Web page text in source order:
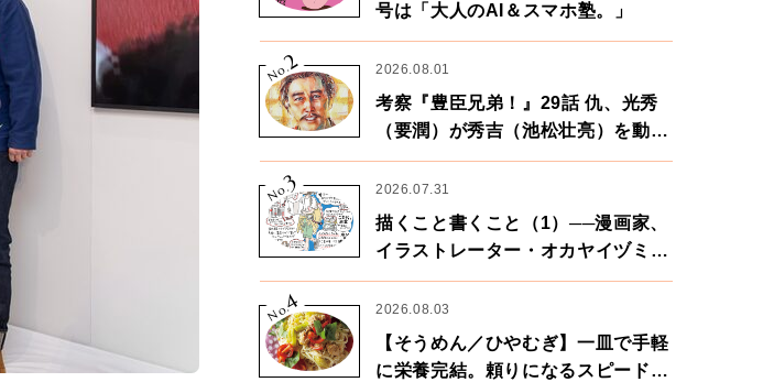
号は「大人のAI＆スマホ塾。」
No.2 2026.08.01
考察『豊臣兄弟！』29話 仇、光秀
（要潤）が秀吉（池松壮亮）を動か
す。天下に向けた兄弟の分岐点。
No.
3 2026.07.31
描くこと書くこと（1）──漫画家、
イラストレーター・オカヤイヅミさ
ん×漫画家・鶴谷香央理さん
No.
4 2026.08.03
【そうめん／ひやむぎ】一皿で手軽
に栄養完結。頼りになるスピードパ